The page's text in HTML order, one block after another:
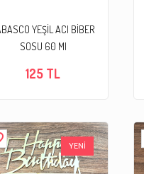
YEŞİL ACI BİBER
SOSU 60 Ml
125 TL
YENİ